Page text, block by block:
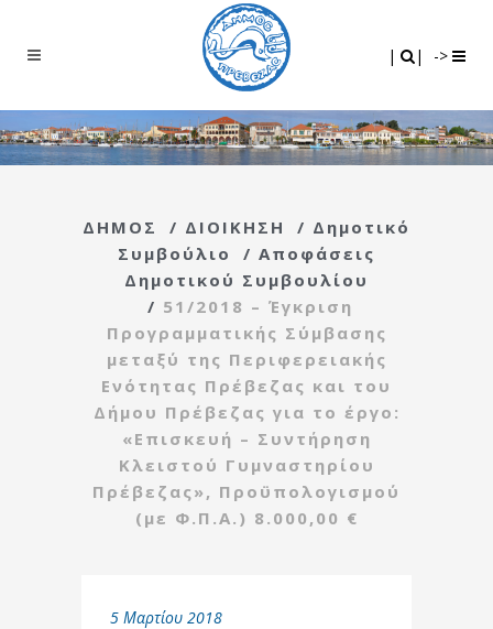
| | ->
ΔΗΜΟΣ / ΔΙΟΙΚΗΣΗ / Δημοτικό
Συμβούλιο
/ Αποφάσεις
Δημοτικού Συμβουλίου
/ 51/2018 – Έγκριση
Προγραμματικής Σύμβασης
μεταξύ της Περιφερειακής
Ενότητας Πρέβεζας και του
Δήμου Πρέβεζας για το έργο:
«Eπισκευή – Συντήρηση
Κλειστού Γυμναστηρίου
Πρέβεζας», Προϋπολογισμού
(με Φ.Π.Α.) 8.000,00 €
5 Μαρτίου 2018